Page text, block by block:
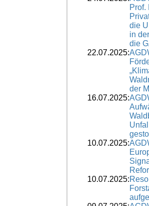
Prof.
die
in
die
22.07.2025:
der
16.07.2025:
10.07.2025:
10.07.2025: